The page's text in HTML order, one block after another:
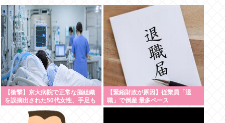
【衝撃】京大病院で正常な脳組織
を誤摘出された50代女性、手足も
動かせず自発呼吸もできない重篤
状態に…「意識はある」
【緊縮財政が原因】従業員「退
職」で倒産 最多ペース